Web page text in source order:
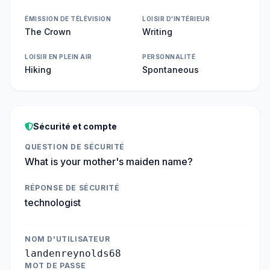
ÉMISSION DE TÉLÉVISION
The Crown
LOISIR D'INTÉRIEUR
Writing
LOISIR EN PLEIN AIR
Hiking
PERSONNALITÉ
Spontaneous
Sécurité et compte
QUESTION DE SÉCURITÉ
What is your mother's maiden name?
RÉPONSE DE SÉCURITÉ
technologist
NOM D'UTILISATEUR
landenreynolds68
MOT DE PASSE